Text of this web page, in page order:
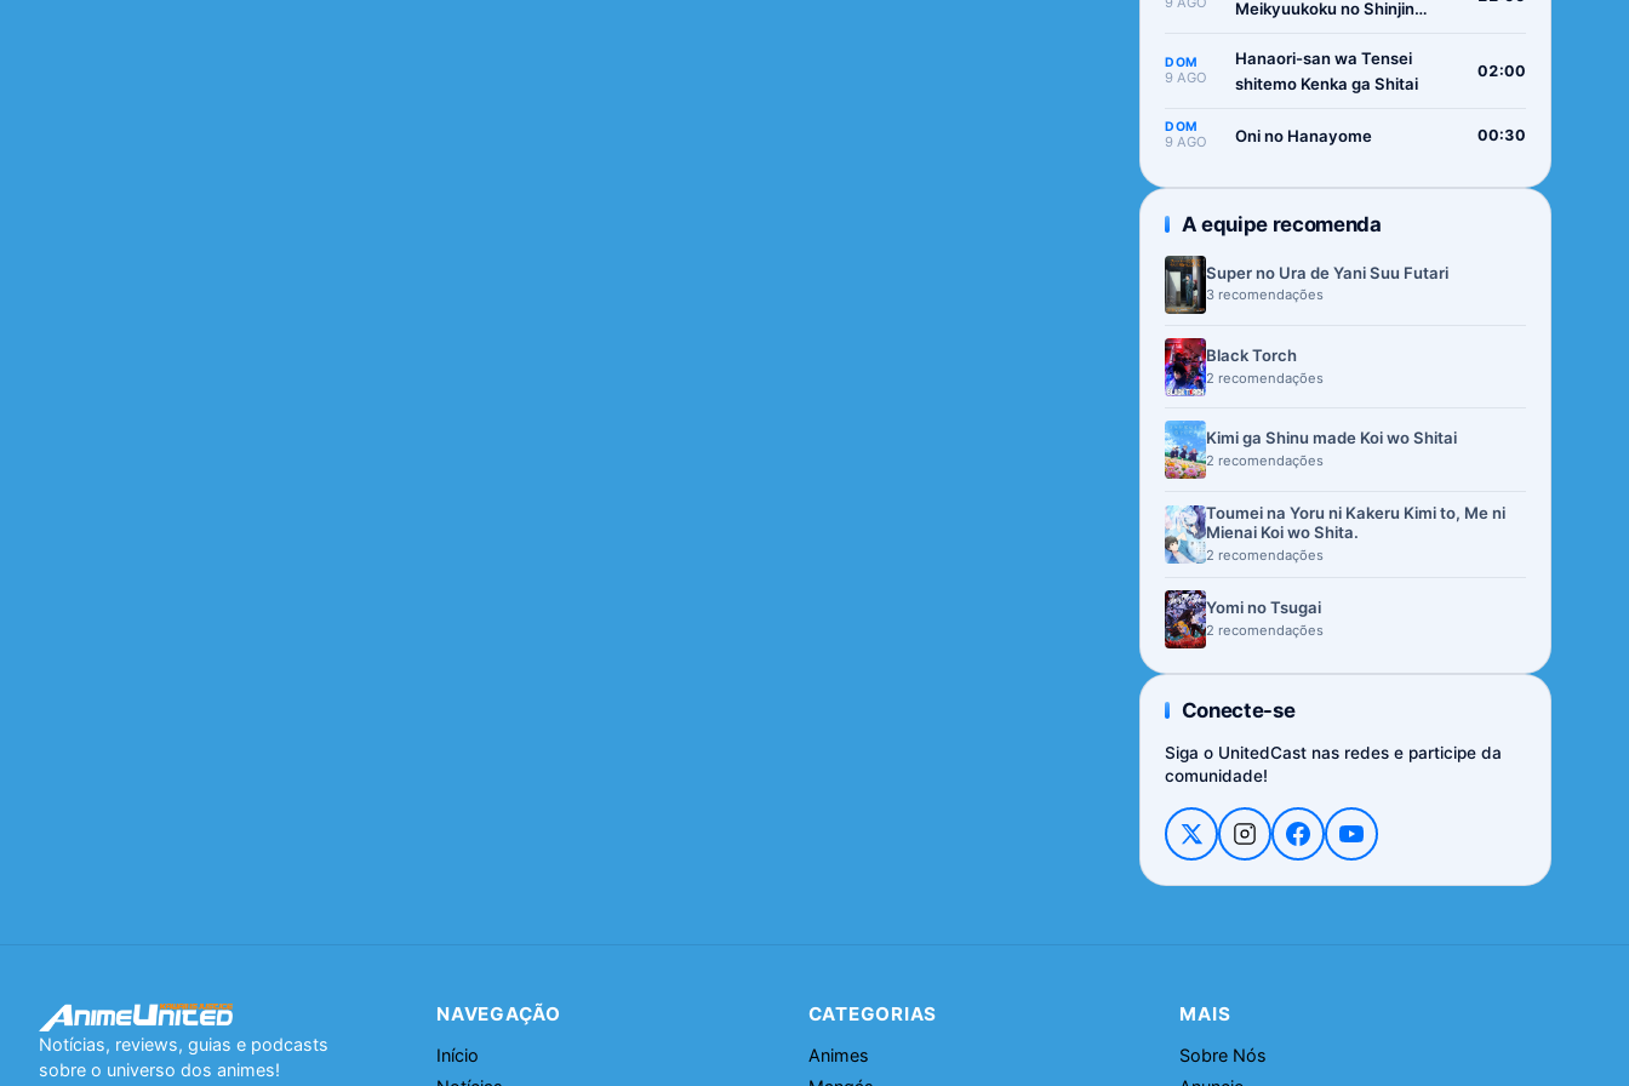
Meikyuukoku no Shinjin
DOM
9 AGO
Hanaori-san wa Tensei
shitemo Kenka ga Shitai
02:00
DOM
9 AGO Oni no Hanayome 00:30
A equipe recomenda
Super no Ura de Yani Suu Futari
3 recomendações
Black Torch
2 recomendações
Kimi ga Shinu made Koi wo Shitai
2 recomendações
Toumei na Yoru ni Kakeru Kimi to, Me ni
Mienai Koi wo Shita.
2 recomendações
Yomi no Tsugai
2 recomendações
Conecte-se
Siga o UnitedCast nas redes e participe da
comunidade!
Notícias, reviews, guias e podcasts
sobre o universo dos animes!
NAVEGAÇÃO
Início
CATEGORIAS
Animes
MAIS
Sobre Nós